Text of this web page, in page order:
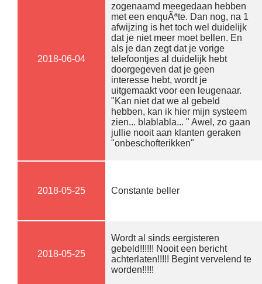
2018-06-04
zogenaamd meegedaan hebben
met een enquÃªte. Dan nog, na 1
afwijzing is het toch wel duidelijk
dat je niet meer moet bellen. En
als je dan zegt dat je vorige
telefoontjes al duidelijk hebt
doorgegeven dat je geen
interesse hebt, wordt je
uitgemaakt voor een leugenaar.
"Kan niet dat we al gebeld
hebben, kan ik hier mijn systeem
zien... blablabla... " Awel, zo gaan
jullie nooit aan klanten geraken
"onbeschofterikken"
2018-05-25 Constante beller
2018-05-25
Wordt al sinds eergisteren
gebeld!!!!!! Nooit een bericht
achterlaten!!!!! Begint vervelend te
worden!!!!!